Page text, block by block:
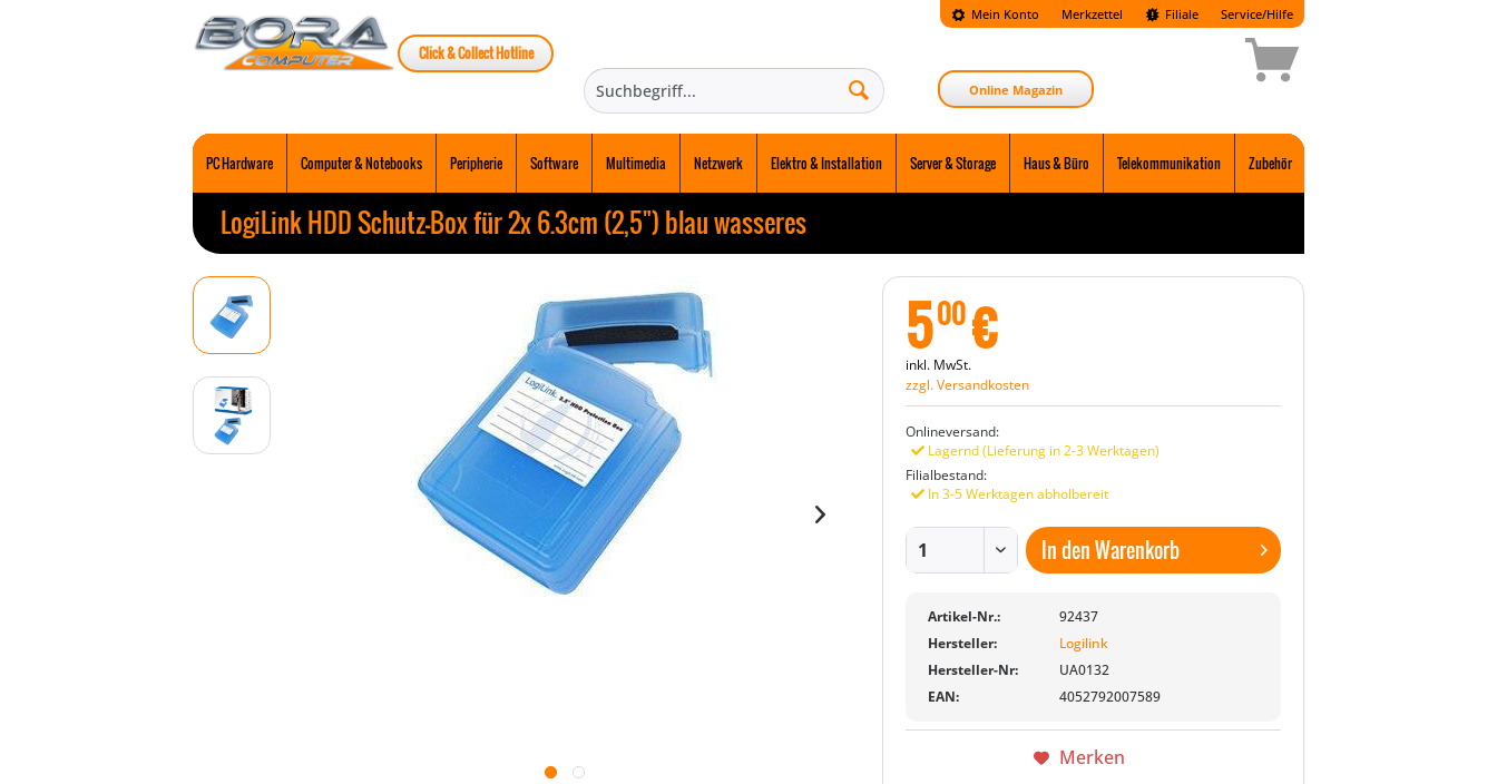
Mein Konto Merkzettel
Click & Collect Hotline
Filiale Service/Hilfe
Online Magazin
PC Hardware Computer & Notebooks Peripherie Software Multimedia Netzwerk Elektro & Installation Server & Storage Haus & Büro Telekommunikation Zubehör
LogiLink HDD Schutz-Box für 2x 6.3cm (2,5") blau wasseres
500€
inkl. MwSt.
zzgl. Versandkosten
Onlineversand:
Lagernd (Lieferung in 2-3 Werktagen)
Filialbestand:
In 3-5 Werktagen abholbereit
In denWarenkorb
Artikel-Nr.:
92437
Hersteller:
Logilink
Hersteller-Nr:
UA0132
EAN:
4052792007589
Merken